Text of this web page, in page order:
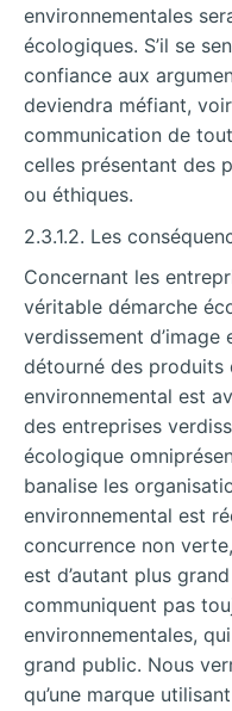
environnementales
écologiques. S’il se
confiance aux
deviendra méfiant,
communication de
celles présentant des
ou éthiques.
2.3.1.2. Les
Concernant les
véritable démarche
verdissement
détourné des produits
environnemental est
des entreprises
écologique
banalise les
environnemental est
concurrence non
est d’autant plus
communiquent pas
environnementales,
grand public. Nous
qu’une marque